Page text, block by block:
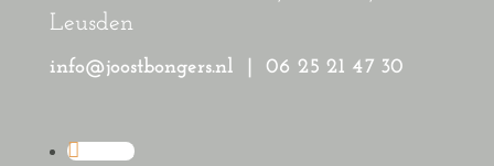
Leusden
info@joostbongers.nl | 06 25 21 47 30
Volgen